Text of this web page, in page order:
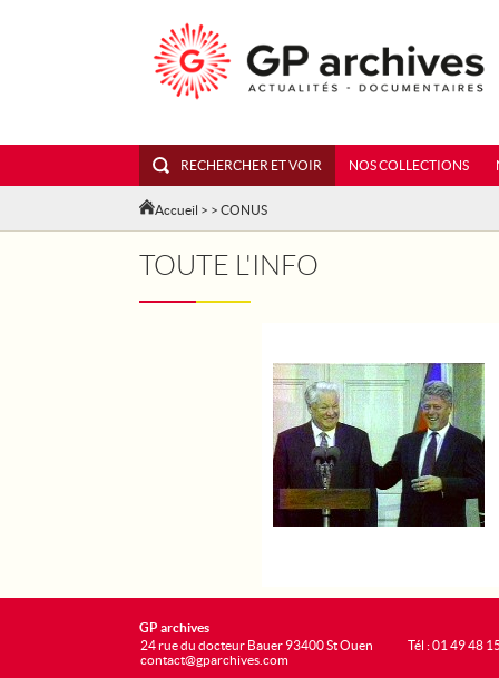
RECHERCHER ET VOIR NOS COLLECTIONS
Accueil > > CONUS
TOUTE L'INFO
GP archives
24 rue du docteur Bauer 93400 St Ouen
contact@gparchives.com
Tél : 01 49 48